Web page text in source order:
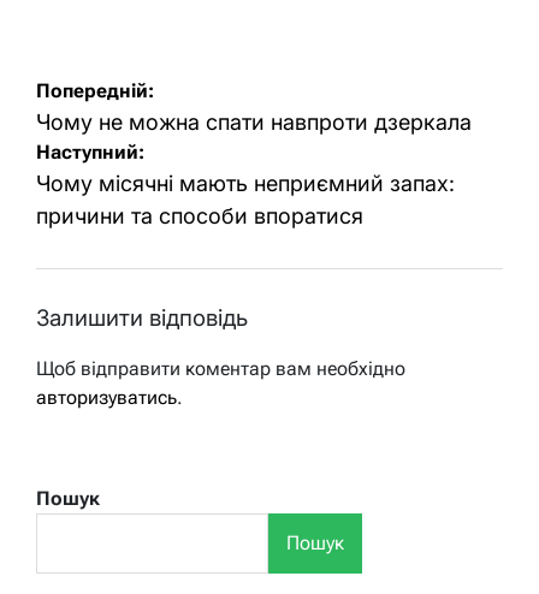
Навігація
записів
Попередній:
Чому не можна спати навпроти дзеркала
Наступний:
Чому місячні мають неприємний запах:
причини та способи впоратися
Залишити відповідь
Щоб відправити коментар вам необхідно
авторизуватись.
Пошук
Пошук